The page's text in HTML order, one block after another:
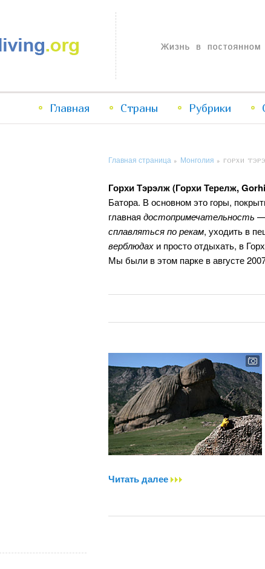
Жизнь в постоянном путешествии
Главная Страны Рубрики
Главная страница » Монголия » ГОРХИ
Горхи Тэрэлж (Горхи Терелж,
Батора. В основном это горы,
главная достопримечательность
сплавляться по рекам, уходить в
верблюдах и просто отдыхать, в
Мы были в этом парке в августе
Читать далее